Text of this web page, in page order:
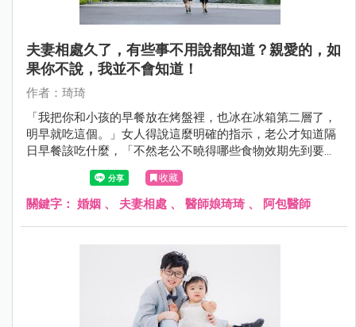
夫妻相處久了，有些事不用說都知道？親愛的，如
果你不說，我並不會知道！
作者：琦琦
「我把你和小孩的早餐放在烤盤裡，也冰在冰箱第二層了，
明早就吃這個。」女人得說這麼明確的指示，老公才知道隔
日早餐該吃什麼，「不然老公不曉得哪些食物效期先到要先
消耗掉呀！」即使家裡的冰箱不是傳說中塞滿食物的「阿嬤
冰箱」，老公最熟悉的依然只有冰塊和飲料而已。
收藏
關鍵字： 婚姻 、 夫妻相處 、 醫師娘琦琦、 阿包醫師